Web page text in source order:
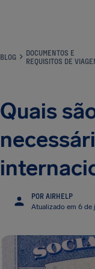
BLOG
DOCUMENTOS E
REQUISITOS DE
Quais
POR AIRHELP
Atualizado em 6 de